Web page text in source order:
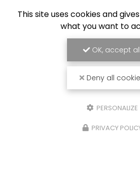
This site uses cookies and
what you want to
OK, accept all
Deny all
PERSONALIZE
PRIVACY